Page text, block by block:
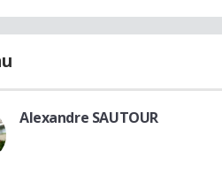
Alexandre SAUTOUR